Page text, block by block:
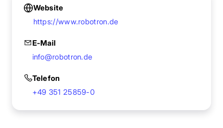
Website
https://www.robotron.de
E-Mail
info@robotron.de
Telefon
+49 351 25859-0